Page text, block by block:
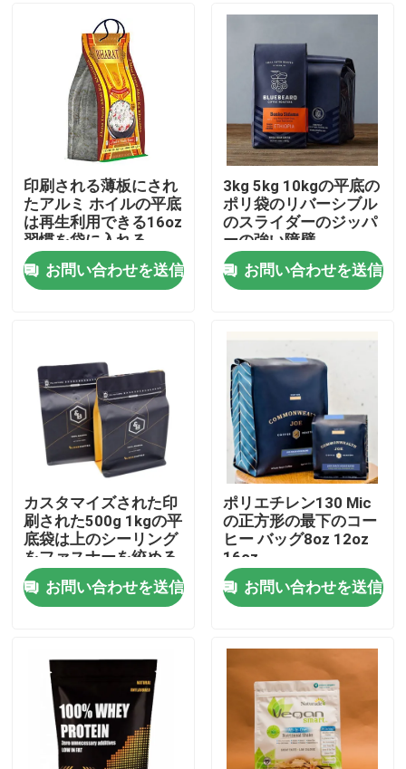
ホーム
企業情報
会社案内
品質管理
お問い合わせ
ニュース
食品包装袋
コーヒー包装袋
印刷される薄板にされ
たアルミ ホイルの平底
は再生利用できる16oz
習慣を袋に入れる
お問い合わせを送信
3kg 5kg 10kgの平底の
ポリ袋のリバーシブル
のスライダーのジッパ
ーの強い障壁
お問い合わせを送信
カスタマイズされた印
刷された500g 1kgの平
底袋は上のシーリング
をファスナーを絞める
お問い合わせを送信
ポリエチレン130 Mic
の正方形の最下のコー
ヒー バッグ8oz 12oz
16oz
お問い合わせを送信